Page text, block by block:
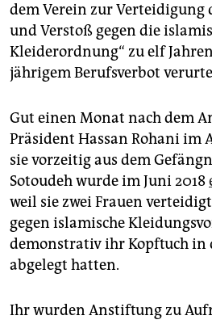
dem Verein zur Verteidigung
und Verstoß gegen die
Kleiderordnung“ zu elf
jährigem Berufsverbot
Gut einen Monat nach dem
Präsident Hassan Rohani im
sie vorzeitig aus dem
Sotoudeh wurde im Juni 2018
weil sie zwei Frauen
gegen islamische
demonstrativ ihr Kopftuch
abgelegt hatten.
Ihr wurden Anstiftung zu